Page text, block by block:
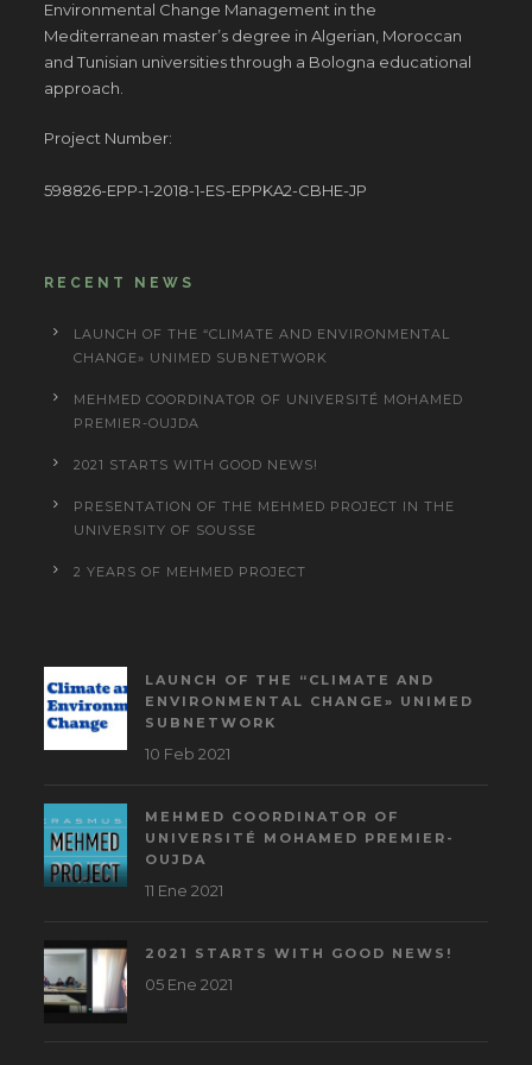
Environmental Change Management in the
Mediterranean master’s degree in Algerian, Moroccan
and Tunisian universities through a Bologna educational
approach.
Project Number:
598826-EPP-1-2018-1-ES-EPPKA2-CBHE-JP
RECENT NEWS
LAUNCH OF THE “CLIMATE AND ENVIRONMENTAL
CHANGE» UNIMED SUBNETWORK
MEHMED COORDINATOR OF UNIVERSITÉ MOHAMED
PREMIER-OUJDA
2021 STARTS WITH GOOD NEWS!
PRESENTATION OF THE MEHMED PROJECT IN THE
UNIVERSITY OF SOUSSE
2 YEARS OF MEHMED PROJECT
LAUNCH OF THE “CLIMATE AND
ENVIRONMENTAL CHANGE» UNIMED
SUBNETWORK
10 Feb 2021
MEHMED COORDINATOR OF
UNIVERSITÉ MOHAMED PREMIER-
OUJDA
11 Ene 2021
2021 STARTS WITH GOOD NEWS!
05 Ene 2021